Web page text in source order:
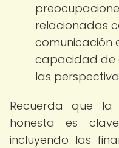
relacionadas
comunicación
capacidad de
las
Recuerda que la
honesta es
incluyendo las